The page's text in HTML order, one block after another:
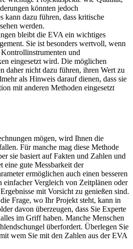
könnten jedoch
kann dazu führen, dass kritische
werden.
bleibt die EVA ein wichtiges
Sie ist besonders wertvoll, wenn
und
eingesetzt wird. Die möglichen
daher nicht dazu führen, ihren Wert zu
als Hinweis darauf dienen, dass sie
mit anderen Methoden eingesetzt
mögen, wird Ihnen die
Für manche mag diese Methode
sie basiert auf Fakten und Zahlen und
eine gute Messbarkeit der
ermöglichen auch einen besseren
Vergleich von Zeitplänen oder
mit Vorsicht zu genießen sind.
Frage, wo Ihr Projekt steht, kann in
davon überzeugen, dass Sie Experte
im Griff haben. Manche Menschen
überfordert. Überlegen Sie
wem Sie mit den Zahlen aus der EVA